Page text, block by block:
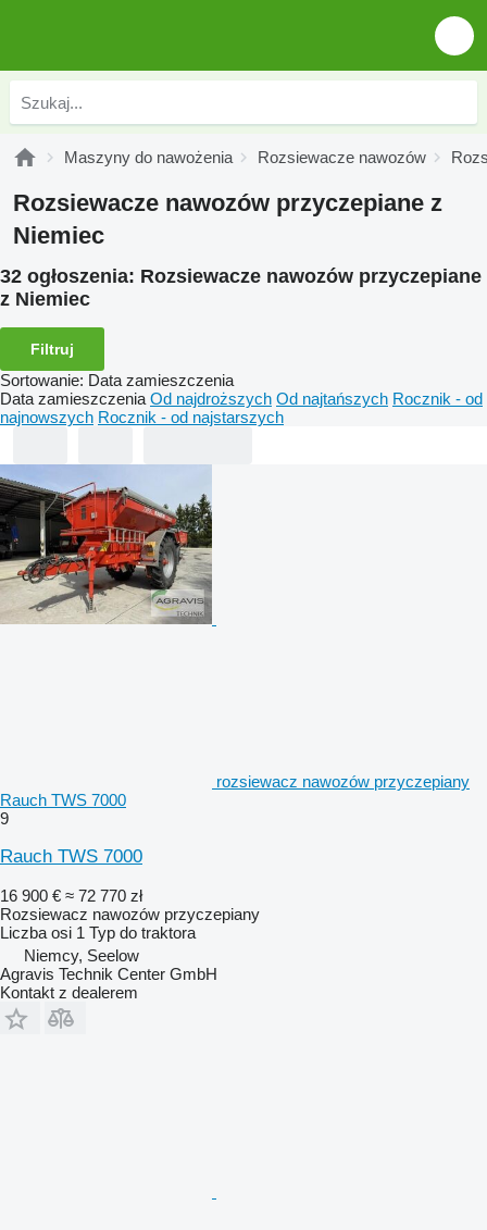
Maszyny do nawożenia Rozsiewacze nawozów
Rozsiewacze nawozów przyczepiane z
Niemiec
32 ogłoszenia: Rozsiewacze nawozów przyczepiane
z Niemiec
Filtruj
Sortowanie: Data zamieszczenia
Data zamieszczenia Od najdroższych Od najtańszych Rocznik - od
najnowszych Rocznik - od najstarszych
rozsiewacz nawozów przyczepiany
Rauch TWS 7000
9
Rauch TWS 7000
16 900 € ≈ 72 770 zł
Rozsiewacz nawozów przyczepiany
Liczba osi 1 Typ do traktora
Niemcy, Seelow
Agravis Technik Center GmbH
Kontakt z dealerem